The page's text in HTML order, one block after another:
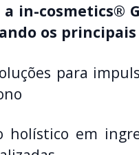
a in-cosmetics®
os
para
holístico em